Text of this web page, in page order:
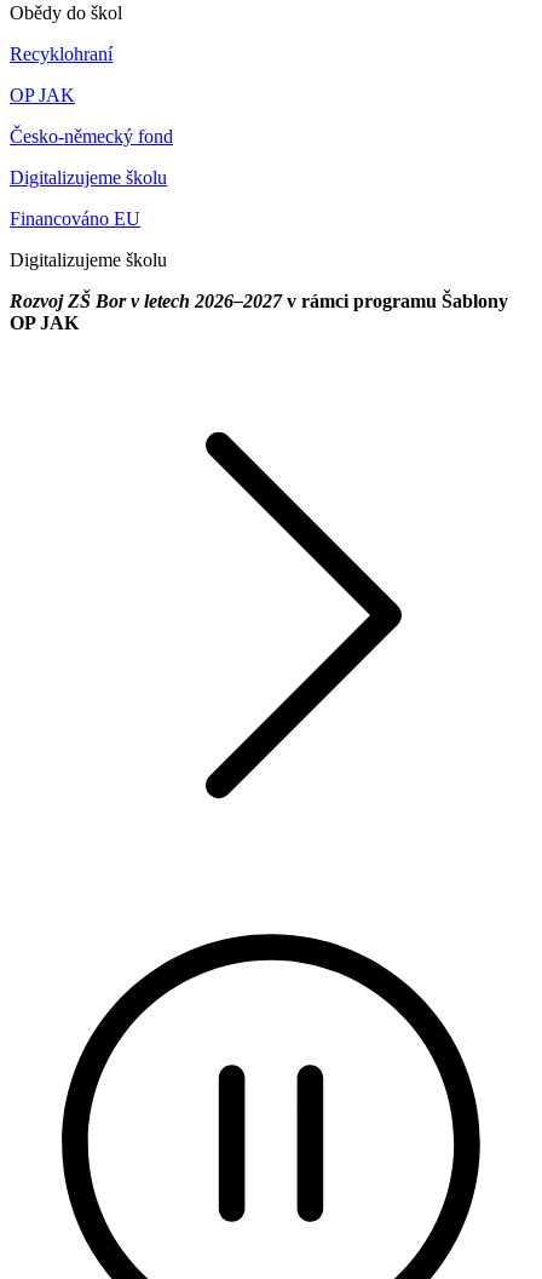
Obědy do škol
Recyklohraní
OP JAK
Česko-německý fond
Digitalizujeme školu
Financováno EU
Digitalizujeme školu
Rozvoj ZŠ Bor v letech 2026–2027v rámci programu Šablony
OP JAK